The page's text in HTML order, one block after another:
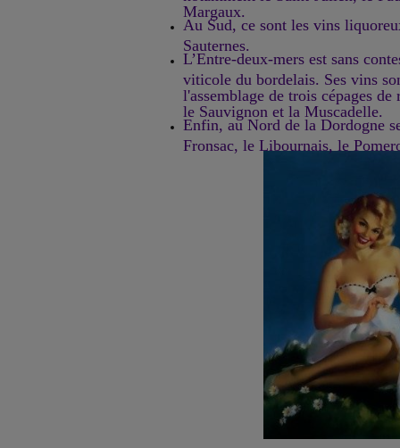
Margaux.
Au Sud, ce sont les vins
Sauternes.
L’Entre-deux-mers est sans
viticole du bordelais. Ses vins
l'assemblage de trois cépages
le Sauvignon et la Muscadelle.
Enfin, au Nord de la Dordogne
Fronsac, le Libournais, le